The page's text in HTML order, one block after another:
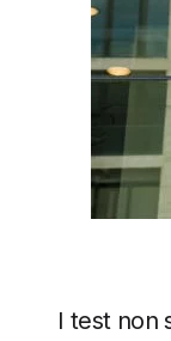
I test non